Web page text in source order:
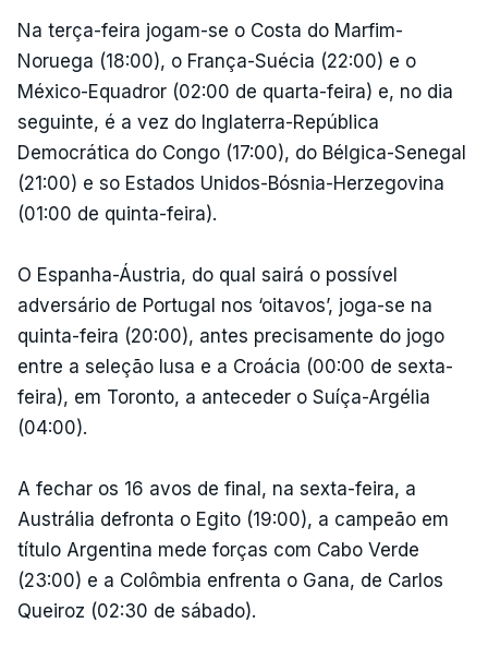
Na terça-feira jogam-se o Costa do Marfim-
Noruega (18:00), o França-Suécia (22:00) e o
México-Equadror (02:00 de quarta-feira) e, no dia
seguinte, é a vez do Inglaterra-República
Democrática do Congo (17:00), do Bélgica-Senegal
(21:00) e so Estados Unidos-Bósnia-Herzegovina
(01:00 de quinta-feira).
O Espanha-Áustria, do qual sairá o possível
adversário de Portugal nos ‘oitavos’, joga-se na
quinta-feira (20:00), antes precisamente do jogo
entre a seleção lusa e a Croácia (00:00 de sexta-
feira), em Toronto, a anteceder o Suíça-Argélia
(04:00).
A fechar os 16 avos de final, na sexta-feira, a
Austrália defronta o Egito (19:00), a campeão em
título Argentina mede forças com Cabo Verde
(23:00) e a Colômbia enfrenta o Gana, de Carlos
Queiroz (02:30 de sábado).